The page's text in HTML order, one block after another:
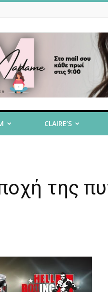
CLAIRE’S
της